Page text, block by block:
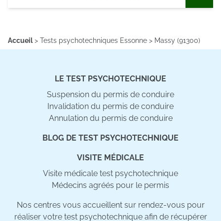
publicité et d'analyse, qui peuvent combiner celles-ci
services.
Accueil> Tests psychotechniques Essonne > Massy (91300)
LE TEST PSYCHOTECHNIQUE
Suspension du permis de conduire
Invalidation du permis de conduire
Annulation du permis de conduire
BLOG DE TEST PSYCHOTECHNIQUE
VISITE MÉDICALE
Visite médicale test psychotechnique
Médecins agréés pour le permis
Nos centres vous accueillent sur rendez-vous pour
réaliser votre test psychotechnique afin de récupérer